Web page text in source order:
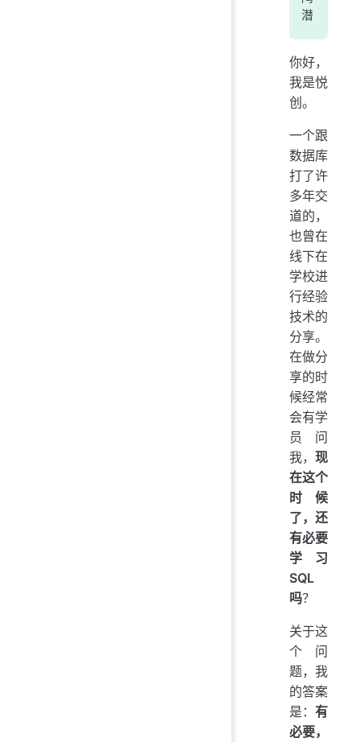
潜
你好，
我是悦
创。
一个跟
数据库
打了许
多年交
道的，
也曾在
线下在
学校进
行经验
技术的
分享。
在做分
享的时
候经常
会有学
员问
我， 现
在这个
时候
了，还
有必要
学习
SQL
吗？
关于这
个问
题，我
的答案
是： 有
必要，